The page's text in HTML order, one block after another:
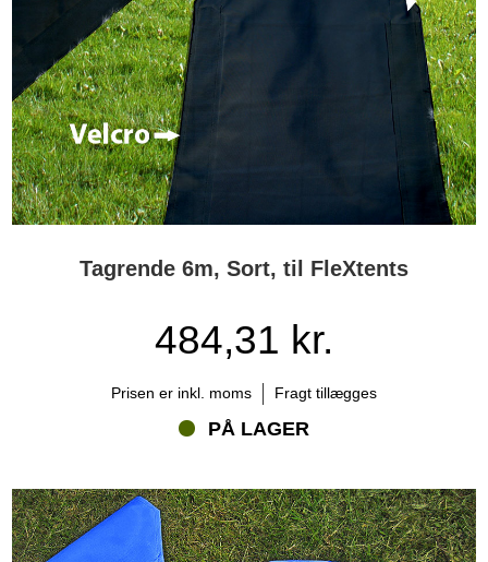
Tagrende 6m, Sort, til FleXtents
484,31 kr.
Prisen er inkl. moms Fragt tillægges
PÅ LAGER